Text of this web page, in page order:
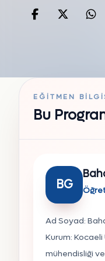
Facebook'da
EĞITMEN
Bu
BG
Ad Soyad:
Kurum: Kocaeli
mühendisliği